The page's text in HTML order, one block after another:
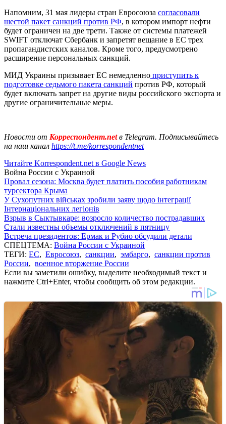
Напомним, 31 мая лидеры стран Евросоюза согласовали
шестой пакет санкций против РФ, в котором импорт нефти
будет ограничен на две трети. Также от системы платежей
SWIFT отключат Сбербанк и запретят вещание в ЕС трех
пропагандистских каналов. Кроме того, предусмотрено
расширение персональных санкций.
МИД Украины призывает ЕС немедленно приступить к
подготовке седьмого пакета санкций против РФ, который
будет включать запрет на другие виды российского экспорта и
другие ограничительные меры.
Новости от Корреспондент.netв Telegram. Подписывайтесь
на наш канал https://t.me/korrespondentnet
Читайте Korrespondent.net в Google News
Война России с Украиной
Провал сезона: Москва будет платить пособия работникам
турсектора Крыма
У Сухопутних військах зробили заяву щодо інтеграції
Інтернаціональних легіонів
Взрыв в Сыктывкаре: возросло количество пострадавших
Стали известны объемы отключений в пятницу
Встреча президентов: Ермак и Рубио обсудили детали
СПЕЦТЕМА: Война России с Украиной
ТЕГИ: ЕС, Евросоюз, санкции, эмбарго, санкции против
России, военное вторжение России
Если вы заметили ошибку, выделите необходимый текст и
нажмите Ctrl+Enter, чтобы сообщить об этом редакции.